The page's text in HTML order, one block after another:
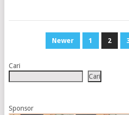
PAGINASINewer 1 2
Cari
Cari
Sponsor